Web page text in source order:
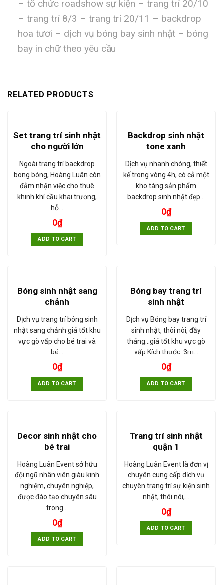
– tổ chức roadshow sự kiện – trang trí 20/10
– trang trí 8/3 – trang trí 20/11 – backdrop
hoa tươi – dịch vụ bóng bay sinh nhật – bóng
bay in chữ theo yêu cầu
RELATED PRODUCTS
Set trang trí sinh nhật
cho người lớn
Ngoài trang trí backdrop
bong bóng, Hoàng Luân còn
đảm nhận việc cho thuê
khinh khí cầu khai trương,
hỗ…
0₫
ADD TO CART
Backdrop sinh nhật
tone xanh
Dịch vụ nhanh chóng, thiết
kế trong vòng 4h, có cả một
kho tàng sản phẩm
backdrop sinh nhật đẹp…
0₫
ADD TO CART
Bóng sinh nhật sang
chảnh
Dịch vụ trang trí bóng sinh
nhật sang chảnh giá tốt khu
vực gò vấp cho bé trai và
bé…
0₫
ADD TO CART
Bóng bay trang trí
sinh nhật
Dịch vụ Bóng bay trang trí
sinh nhật, thôi nôi, đầy
tháng...giá tốt khu vực gò
vấp Kích thước: 3m…
0₫
ADD TO CART
Decor sinh nhật cho
bé trai
Hoàng Luân Event sở hữu
đội ngũ nhân viên giàu kinh
nghiệm, chuyên nghiệp,
được đào tạo chuyên sâu
trong…
0₫
ADD TO CART
Trang trí sinh nhật
quận 1
Hoàng Luân Event là đơn vị
chuyên cung cấp dịch vụ
chuyên trang trí sự kiện sinh
nhật, thôi nôi,…
0₫
ADD TO CART